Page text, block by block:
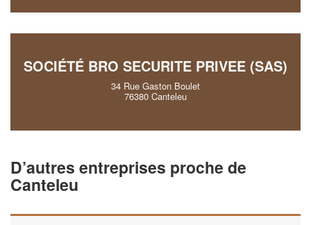
SOCIÉTÉ BRO SECURITE PRIVEE (SAS)
34 Rue Gaston Boulet
76380 Canteleu
D’autres entreprises proche de
Canteleu